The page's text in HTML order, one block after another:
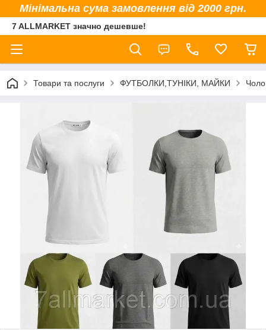
Мінімальна сума замовлення від 2000 грн.
7 ALLMARKET значно дешевше!
Товари та послуги ФУТБОЛКИ,ТУНІКИ, МАЙКИ